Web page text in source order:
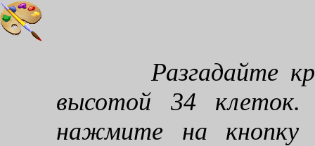
Разгадайте
высотой 34 клеток.
нажмите на кнопку